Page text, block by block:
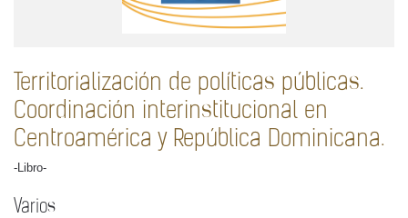
Territorialización de políticas públicas.
Coordinación interinstitucional en
Centroamérica y República Dominicana.
-Libro-
Varios